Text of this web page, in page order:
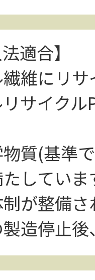
適合】
維にリ
サイク
物質(基準
していま
制が整備
造停止